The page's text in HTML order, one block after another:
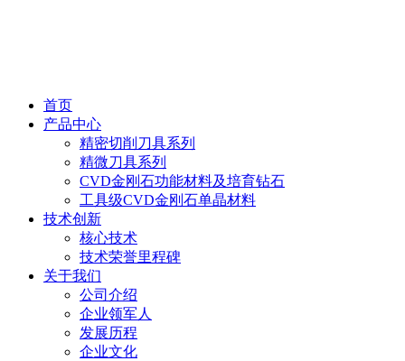
首页
产品中心
精密切削刀具系列
精微刀具系列
CVD金刚石功能材料及培育钻石
工具级CVD金刚石单晶材料
技术创新
核心技术
技术荣誉里程碑
关于我们
公司介绍
企业领军人
发展历程
企业文化